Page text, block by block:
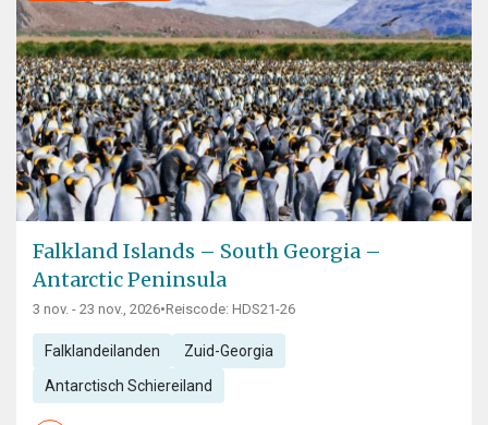
Falkland Islands – South Georgia –
Antarctic Peninsula
3 nov. - 23 nov., 2026•Reiscode: HDS21-26
Falklandeilanden Zuid-Georgia
Antarctisch Schiereiland